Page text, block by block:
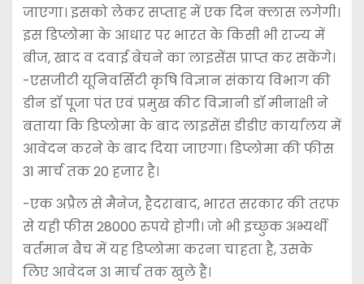
जाएगा। इसको लेकर सप्ताह में एक दिन क्लास लगेगी।
इस डिप्लोमा के आधार पर भारत के किसी भी राज्य में
बीज, खाद व दवाई बेचने का लाइसेंस प्राप्त कर सकेंगे।
-एसजीटी यूनिवर्सिटी कृषि विज्ञान संकाय विभाग की
डीन डॉ पूजा पंत एवं प्रमुख कीट विज्ञानी डॉ मीनाक्षी ने
बताया कि डिप्लोमा के बाद लाइसेंस डीडीए कार्यालय में
आवेदन करने के बाद दिया जाएगा। डिप्लोमा की फीस
31 मार्च तक 20 हजार है।
-एक अप्रैल से मैनेज, हैदराबाद, भारत सरकार की तरफ
से यही फीस 28000 रुपये होगी। जो भी इच्छुक अभ्यर्थी
वर्तमान बैच में यह डिप्लोमा करना चाहता है, उसके
लिए आवेदन 31 मार्च तक खुले हैं।